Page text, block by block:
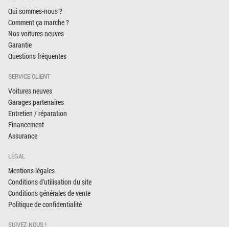
Qui sommes-nous ?
Comment ça marche ?
Nos voitures neuves
Garantie
Questions fréquentes
SERVICE CLIENT
Voitures neuves
Garages partenaires
Entretien / réparation
Financement
Assurance
LÉGAL
Mentions légales
Conditions d'utilisation du site
Conditions générales de vente
Politique de confidentialité
SUIVEZ-NOUS !